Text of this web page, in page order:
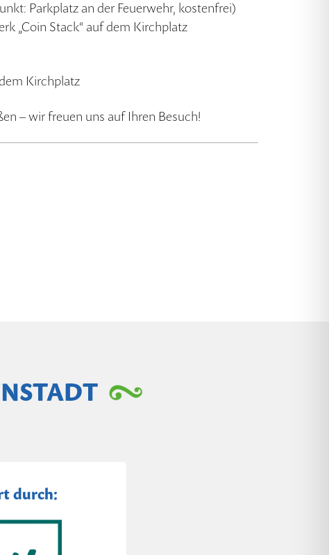
Parkplatz an der Feuerwehr, kostenfrei)
„Coin Stack“ auf dem Kirchplatz
Kirchplatz
– wir freuen uns auf Ihren Besuch!
durch: